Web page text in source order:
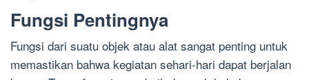
Fungsi Pentingnya
Fungsi dari suatu objek atau alat sangat penting untuk
memastikan bahwa kegiatan sehari-hari dapat berjalan